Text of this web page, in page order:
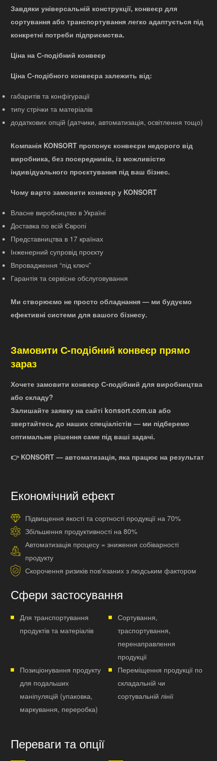
Завдяки універсальній конструкції, конвеєр для
сортування або транспортування легко адаптується під
конкретні потреби підприємства.
Ціна на С-подібний конвеєр
Ціна С-подібного конвеєра залежить від:
габаритів та конфігурації
типу стрічки та матеріалів
додаткових опцій (датчики, автоматизація, освітлення тощо)
Компанія KONSORT пропонує конвеєри недорого від
виробника, без посередників, із можливістю
індивідуального проєктування під ваш бізнес.
Чому варто замовити конвеєр у KONSORT
Власне виробництво в Україні
Доставка по всій Європі
Представництва в 17 країнах
Інженерний супровід проєкту
Впровадження “під ключ”
Гарантія та сервісне обслуговування
Ми створюємо не просто обладнання — ми будуємо
ефективні системи для вашого бізнесу.
Замовити С-подібний конвеєр прямо
зараз
Хочете замовити конвеєр С-подібний для виробництва
або складу?
Залишайте заявку на сайті konsort.com.ua або
звертайтесь до наших спеціалістів — ми підберемо
оптимальне рішення саме під ваші задачі.
👉 KONSORT — автоматизація, яка працює на результат
Економічний ефект
Підвищення якості та сортності продукції на 70%
Збільшення продуктивності на 80%
Автоматизація процесу = зниження собіварності
продукту
Скорочення ризиків пов'язаних з людським фактором
Сфери застосування
Для транспортування
продуктів та матеріалів
Сортування,
траспортування,
перенаправлення
продукції
Позиціонування продукту
для подальших
маніпуляцій (упаковка,
маркування, переробка)
Переміщення продукції по
складальній чи
сортувальній лінії
Переваги та опції